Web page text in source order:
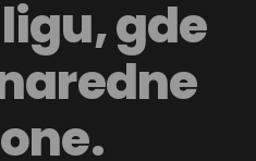
gde